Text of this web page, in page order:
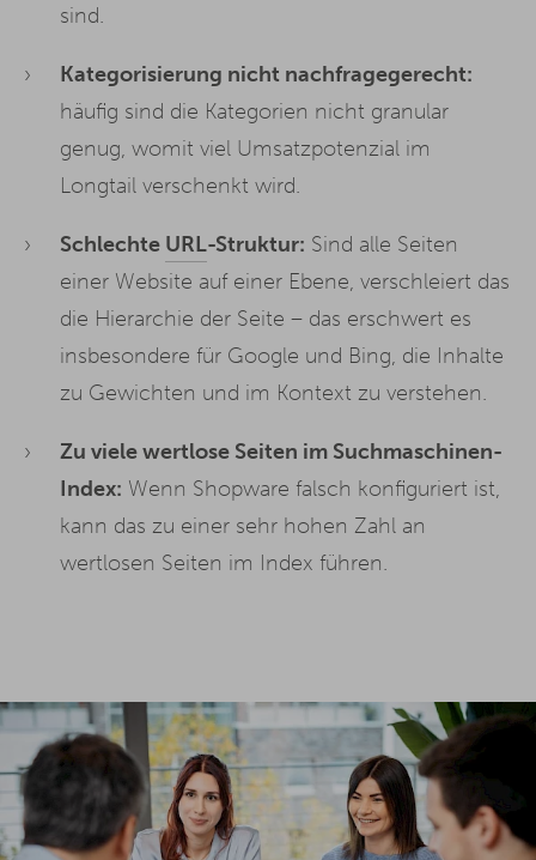
sind.
Kategorisierung nicht nachfragegerecht:
häufig sind die Kategorien nicht granular
genug, womit viel Umsatzpotenzial im
Longtail verschenkt wird.
Schlechte URL-Struktur: Sind alle Seiten
einer Website auf einer Ebene, verschleiert das
die Hierarchie der Seite – das erschwert es
insbesondere für Google und Bing, die Inhalte
zu Gewichten und im Kontext zu verstehen.
Zu viele wertlose Seiten im Suchmaschinen-
Index: Wenn Shopware falsch konfiguriert ist,
kann das zu einer sehr hohen Zahl an
wertlosen Seiten im Index führen.